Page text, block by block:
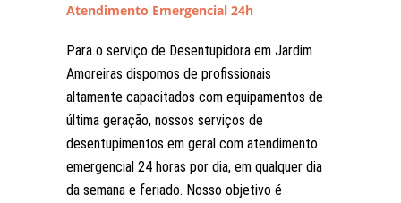
Atendimento Emergencial 24h
Para o serviço de Desentupidora em Jardim
Amoreiras dispomos de profissionais
altamente capacitados com equipamentos de
última geração, nossos serviços de
desentupimentos em geral com atendimento
emergencial 24 horas por dia, em qualquer dia
da semana e feriado. Nosso objetivo é